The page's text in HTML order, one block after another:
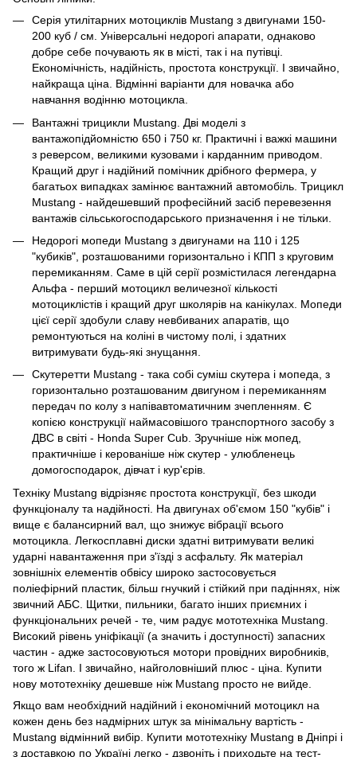
Серія утилітарних мотоциклів Mustang з двигунами 150-
200 куб / см. Універсальні недорогі апарати, однаково
добре себе почувають як в місті, так і на путівці.
Економічність, надійність, простота конструкції. І звичайно,
найкраща ціна. Відмінні варіанти для новачка або
навчання водінню мотоцикла.
Вантажні трицикли Mustang. Дві моделі з
вантажопідйомністю 650 і 750 кг. Практичні і важкі машини
з реверсом, великими кузовами і карданним приводом.
Кращий друг і надійний помічник дрібного фермера, у
багатьох випадках замінює вантажний автомобіль. Трицикл
Mustang - найдешевший професійний засіб перевезення
вантажів сільськогосподарського призначення і не тільки.
Недорогі мопеди Mustang з двигунами на 110 і 125
"кубиків", розташованими горизонтально і КПП з круговим
перемиканням. Саме в цій серії розмістилася легендарна
Альфа - перший мотоцикл величезної кількості
мотоциклістів і кращий друг школярів на канікулах. Мопеди
цієї серії здобули славу невбиваних апаратів, що
ремонтуються на коліні в чистому полі, і здатних
витримувати будь-які знущання.
Скутеретти Mustang - така собі суміш скутера і мопеда, з
горизонтально розташованим двигуном і перемиканням
передач по колу з напівавтоматичним зчепленням. Є
копією конструкції наймасовішого транспортного засобу з
ДВС в світі - Honda Super Cub. Зручніше ніж мопед,
практичніше і керованіше ніж скутер - улюбленець
домогосподарок, дівчат і кур'єрів.
Техніку Mustang відрізняє простота конструкції, без шкоди
функціоналу та надійності. На двигунах об'ємом 150 "кубів" і
вище є балансирний вал, що знижує вібрації всього
мотоцикла. Легкосплавні диски здатні витримувати великі
ударні навантаження при з'їзді з асфальту. Як матеріал
зовнішніх елементів обвісу широко застосовується
поліефірний пластик, більш гнучкий і стійкий при падіннях, ніж
звичний АБС. Щитки, пильники, багато інших приємних і
функціональних речей - те, чим радує мототехніка Mustang.
Високий рівень уніфікації (а значить і доступності) запасних
частин - адже застосовуються мотори провідних виробників,
того ж Lifan. І звичайно, найголовніший плюс - ціна. Купити
нову мототехніку дешевше ніж Mustang просто не вийде.
Якщо вам необхідний надійний і економічний мотоцикл на
кожен день без надмірних штук за мінімальну вартість -
Mustang відмінний вибір. Купити мототехніку Mustang в Дніпрі і
з доставкою по Україні легко - дзвоніть і приходьте на тест-